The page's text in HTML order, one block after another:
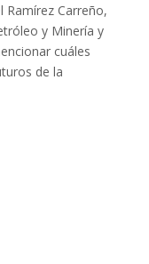
Ramírez Carreño,
y Minería y
cuáles
de la